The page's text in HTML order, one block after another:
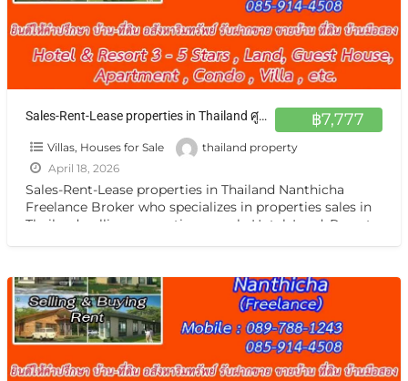
฿7,777
Sales-Rent-Lease properties in Thailand ศูนย์กลาง ฝากขาย เช่า บ้าน ตึกแถว ที่ดิน กิจการ กรุงเทพ หรือต่างจังหวัดแหล่งน่าสนใจ
Villas, Houses for Sale
thailand property
April 18, 2026
Sales-Rent-Lease properties in Thailand Nanthicha
Freelance Broker who specializes in properties sales in
Thailand. selling properties namely Hotel ,Land, Resort,